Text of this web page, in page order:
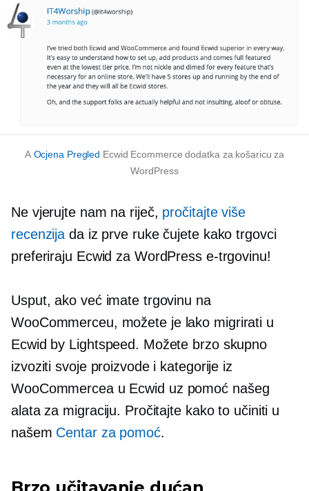
A Ocjena Pregled Ecwid Ecommerce dodatka za košaricu za
WordPress
Ne vjerujte nam na riječ, pročitajte više
recenzija da iz prve ruke čujete kako trgovci
preferiraju Ecwid za WordPress e-trgovinu!
Usput, ako već imate trgovinu na
WooCommerceu, možete je lako migrirati u
Ecwid by Lightspeed. Možete brzo skupno
izvoziti svoje proizvode i kategorije iz
WooCommercea u Ecwid uz pomoć našeg
alata za migraciju. Pročitajte kako to učiniti u
našem Centar za pomoć.